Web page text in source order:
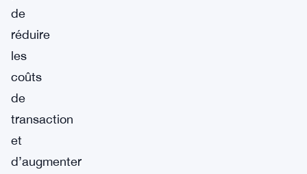
de
réduire
les
coûts
de
transaction
et
d’augmenter